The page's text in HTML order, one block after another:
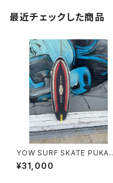
最近チェックした商品
YOW SURF SKATE PUKAS
PLAN B 33.5in
¥31,000